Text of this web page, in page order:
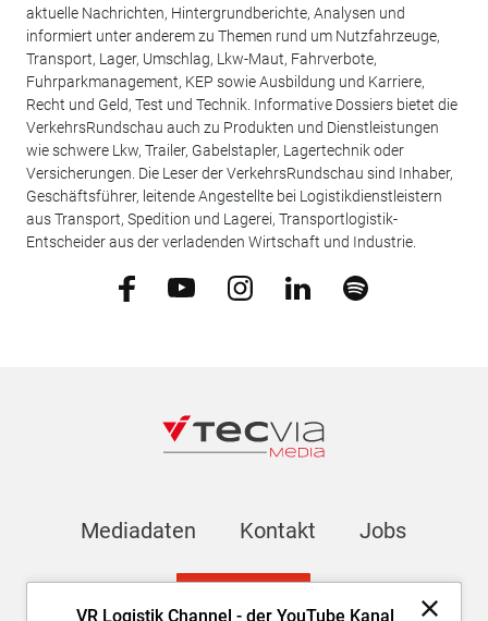
VR Logistik Channel - der YouTube Kanal
aktuelle Nachrichten, Hintergrundberichte, Analysen und
informiert unter anderem zu Themen rund um Nutzfahrzeuge,
Transport, Lager, Umschlag, Lkw-Maut, Fahrverbote,
Fuhrparkmanagement, KEP sowie Ausbildung und Karriere,
Recht und Geld, Test und Technik. Informative Dossiers bietet die
VerkehrsRundschau auch zu Produkten und Dienstleistungen
wie schwere Lkw, Trailer, Gabelstapler, Lagertechnik oder
Versicherungen. Die Leser der VerkehrsRundschau sind Inhaber,
Geschäftsführer, leitende Angestellte bei Logistikdienstleistern
aus Transport, Spedition und Lagerei, Transportlogistik-
Entscheider aus der verladenden Wirtschaft und Industrie.
Mediadaten Kontakt Jobs